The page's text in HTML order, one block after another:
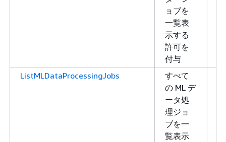
ョブを
一覧表
示する
許可を
付与
ListMLDataProcessingJobs
すべて
の ML デ
ータ処
理ジョ
ブを一
覧表示